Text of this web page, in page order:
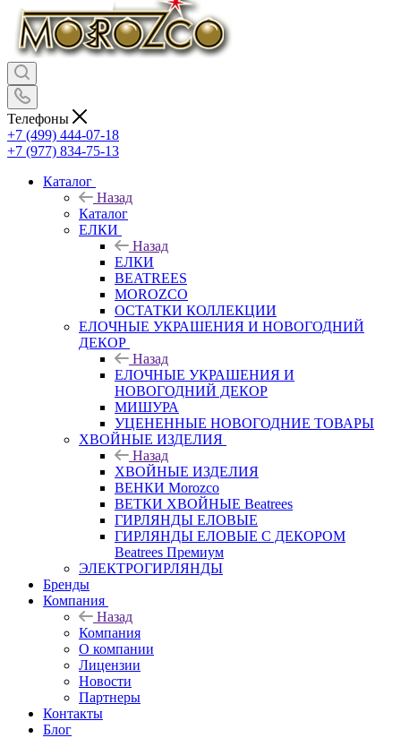
Телефоны
+7 (499) 444-07-18
+7 (977) 834-75-13
Каталог
Назад
Каталог
ЕЛКИ
Назад
ЕЛКИ
BEATREES
MOROZCO
ОСТАТКИ КОЛЛЕКЦИИ
ЕЛОЧНЫЕ УКРАШЕНИЯ И НОВОГОДНИЙ
ДЕКОР
Назад
ЕЛОЧНЫЕ УКРАШЕНИЯ И
НОВОГОДНИЙ ДЕКОР
МИШУРА
УЦЕНЕННЫЕ НОВОГОДНИЕ ТОВАРЫ
ХВОЙНЫЕ ИЗДЕЛИЯ
Назад
ХВОЙНЫЕ ИЗДЕЛИЯ
ВЕНКИ Morozco
ВЕТКИ ХВОЙНЫЕ Beatrees
ГИРЛЯНДЫ ЕЛОВЫЕ
ГИРЛЯНДЫ ЕЛОВЫЕ С ДЕКОРОМ
Beatrees Премиум
ЭЛЕКТРОГИРЛЯНДЫ
Бренды
Компания
Назад
Компания
О компании
Лицензии
Новости
Партнеры
Контакты
Блог